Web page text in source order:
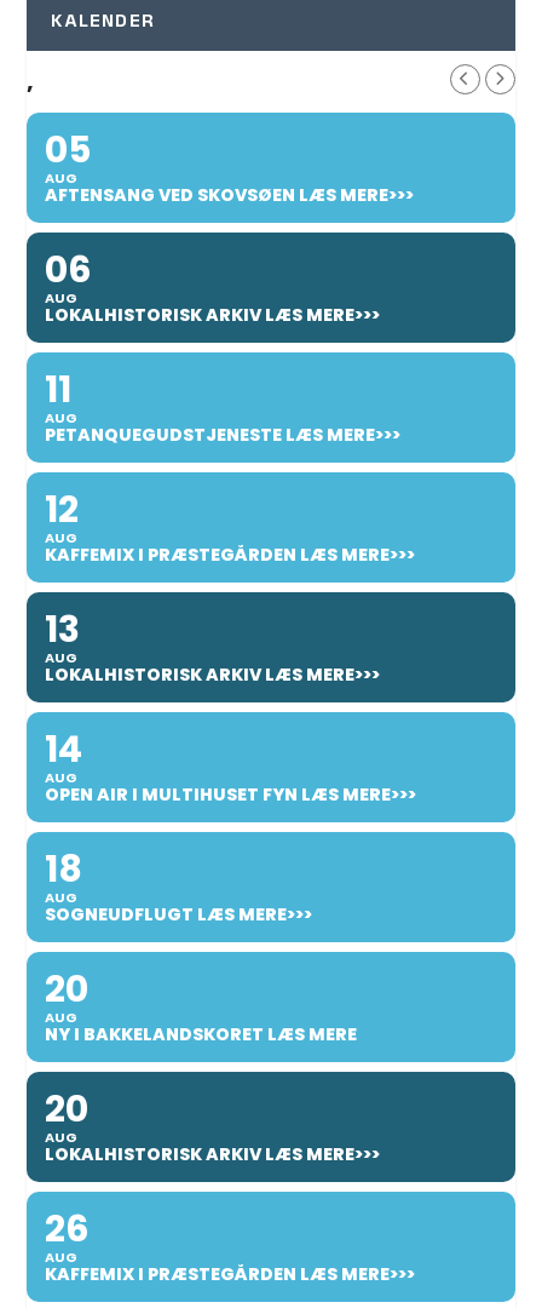
KALENDER
,
05
AUG
AFTENSANG VED SKOVSØEN LÆS MERE>>>
06
AUG
LOKALHISTORISK ARKIV LÆS MERE>>>
11
AUG
PETANQUEGUDSTJENESTE LÆS MERE>>>
12
AUG
KAFFEMIX I PRÆSTEGÅRDEN LÆS MERE>>>
13
AUG
LOKALHISTORISK ARKIV LÆS MERE>>>
14
AUG
OPEN AIR I MULTIHUSET FYN LÆS MERE>>>
18
AUG
SOGNEUDFLUGT LÆS MERE>>>
20
AUG
NY I BAKKELANDSKORET LÆS MERE
20
AUG
LOKALHISTORISK ARKIV LÆS MERE>>>
26
AUG
KAFFEMIX I PRÆSTEGÅRDEN LÆS MERE>>>